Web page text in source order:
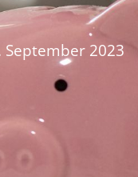
September 2023